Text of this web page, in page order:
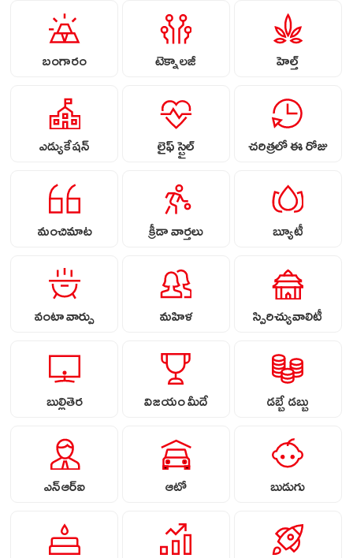
బంగారం టెక్నాలజీ హెల్త్
ఎడ్యుకేషన్ లైఫ్ స్టైల్ చరిత్రలో ఈ రోజు
మంచిమాట క్రీడా వార్తలు బ్యూటీ
వంటా వార్పు మహిళ స్పిరిచ్యువాలిటీ
బుల్లితెర విజయం మీదే డబ్బే డబ్బు
ఎన్ఆర్ఐ ఆటో బుడుగు